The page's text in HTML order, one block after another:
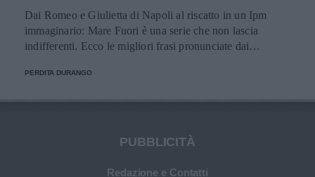
Dai Romeo e Giulietta di Napoli al riscatto in un Ipm
immaginario: Mare Fuori è una serie che non lascia
indifferenti. Ecco le migliori frasi pronunciate dai
PERDITA DURANGO
PUBBLICITÀ
Redazione e Contatti